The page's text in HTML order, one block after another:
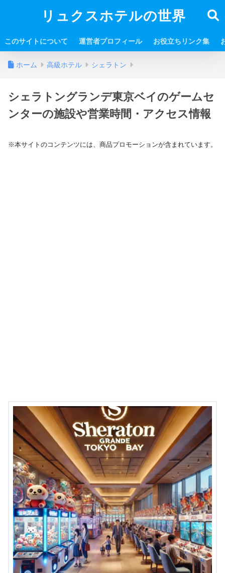
リュクスホテルの世界
このサイトについて 運営者プロフィール お役立ちリンク集
ホーム 高級ホテル シェラトン
シェラトングランデ東京ベイのゲームセ
ンターの施設や営業時間・アクセス情報
※本サイトのコンテンツには、商品プロモーションが含まれています。